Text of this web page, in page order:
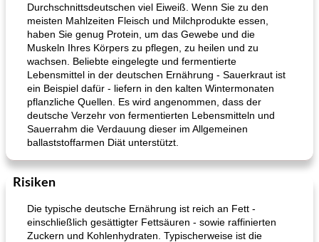
Durchschnittsdeutschen viel Eiweiß. Wenn Sie zu den
meisten Mahlzeiten Fleisch und Milchprodukte essen,
haben Sie genug Protein, um das Gewebe und die
Muskeln Ihres Körpers zu pflegen, zu heilen und zu
wachsen. Beliebte eingelegte und fermentierte
Lebensmittel in der deutschen Ernährung - Sauerkraut ist
ein Beispiel dafür - liefern in den kalten Wintermonaten
pflanzliche Quellen. Es wird angenommen, dass der
deutsche Verzehr von fermentierten Lebensmitteln und
Sauerrahm die Verdauung dieser im Allgemeinen
ballaststoffarmen Diät unterstützt.
Risiken
Die typische deutsche Ernährung ist reich an Fett -
einschließlich gesättigter Fettsäuren - sowie raffinierten
Zuckern und Kohlenhydraten. Typischerweise ist die